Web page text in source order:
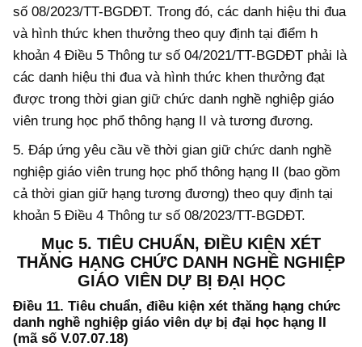
số 08/2023/TT-BGDĐT. Trong đó, các danh hiệu thi đua
và hình thức khen thưởng theo quy định tại điểm h
khoản 4 Điều 5 Thông tư số 04/2021/TT-BGDĐT phải là
các danh hiệu thi đua và hình thức khen thưởng đạt
được trong thời gian giữ chức danh nghề nghiệp giáo
viên trung học phổ thông hạng II và tương đương.
5. Đáp ứng yêu cầu về thời gian giữ chức danh nghề
nghiệp giáo viên trung học phổ thông hạng II (bao gồm
cả thời gian giữ hạng tương đương) theo quy định tại
khoản 5 Điều 4 Thông tư số 08/2023/TT-BGDĐT.
Mục 5. TIÊU CHUẨN, ĐIỀU KIỆN XÉT
THĂNG HẠNG CHỨC DANH NGHỀ NGHIỆP
GIÁO VIÊN DỰ BỊ ĐẠI HỌC
Điều 11. Tiêu chuẩn, điều kiện xét thăng hạng chức
danh nghề nghiệp giáo viên dự bị đại học hạng II
(mã số V.07.07.18)